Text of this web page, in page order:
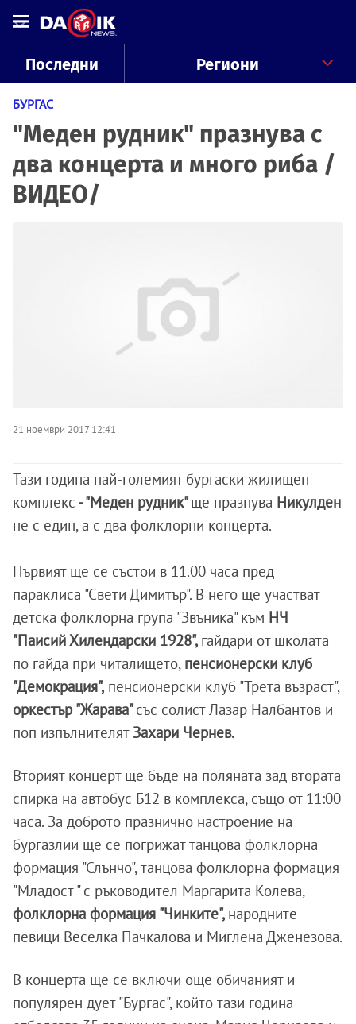
Последни Региони
БУРГАС
"Меден рудник" празнува с
два концерта и много риба /
ВИДЕО/
21 ноември 2017 12:41
Тази година най-големият бургаски жилищен
комплекс - "Меден рудник"ще празнува Никулден
не с един, а с два фолклорни концерта.
Първият ще се състои в 11.00 часа пред
параклиса "Свети Димитър". В него ще участват
детска фолклорна група "Звъника" към НЧ
"Паисий Хилендарски 1928", гайдари от школата
по гайда при читалището, пенсионерски клуб
"Демокрация", пенсионерски клуб "Трета възраст",
оркестър "Жарава"със солист Лазар Налбантов и
поп изпълнителят Захари Чернев.
Вторият концерт ще бъде на поляната зад втората
спирка на автобус Б12 в комплекса, също от 11:00
часа. За доброто празнично настроение на
бургазлии ще се погрижат танцова фолклорна
формация "Слънчо", танцова фолклорна формация
"Младост " с ръководител Маргарита Колева,
фолклорна формация "Чинките", народните
певици Веселка Пачкалова и Миглена Дженезова.
В концерта ще се включи още обичаният и
популярен дует "Бургас", който тази година